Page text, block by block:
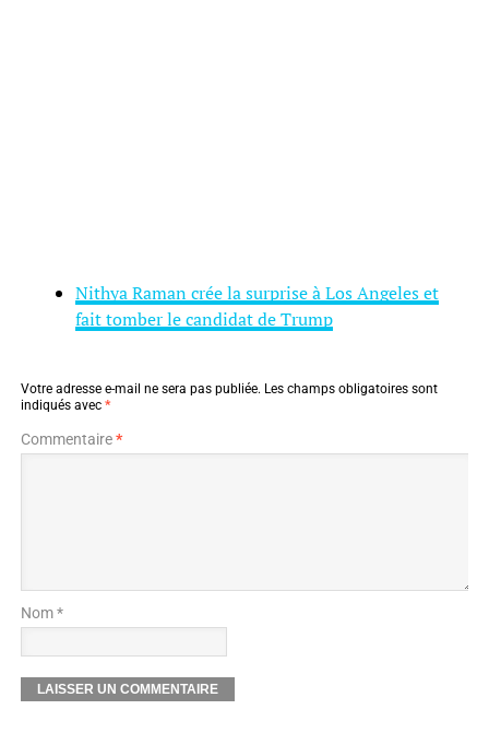
Nithya Raman crée la surprise à Los Angeles et
fait tomber le candidat de Trump
Votre adresse e-mail ne sera pas publiée. Les champs obligatoires sont
indiqués avec *
Commentaire*
Nom *